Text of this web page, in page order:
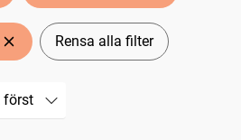
Rensa alla filter